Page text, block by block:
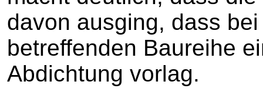
davon ausging, dass
betreffenden Baureihe
Abdichtung vorlag.